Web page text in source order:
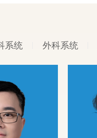
系统 外科系统